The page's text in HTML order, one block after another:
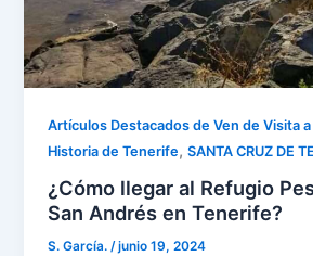
Artículos Destacados de Ven de Visita
Historia de Tenerife,SANTA CRUZ DE
¿Cómo llegar al Refugio
San Andrés en Tenerife?
S. García./junio 19, 2024